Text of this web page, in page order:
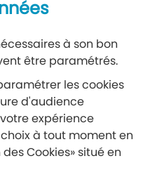
sur Facebook
à son bon
être paramétrés.
les cookies
d'audience
expérience
à tout moment en
Cookies» situé en